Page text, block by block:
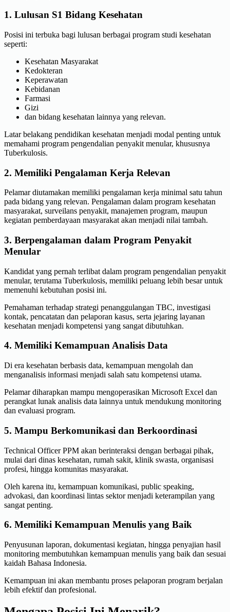
1. Lulusan S1 Bidang Kesehatan
Posisi ini terbuka bagi lulusan berbagai program studi kesehatan
seperti:
Kesehatan Masyarakat
Kedokteran
Keperawatan
Kebidanan
Farmasi
Gizi
dan bidang kesehatan lainnya yang relevan.
Latar belakang pendidikan kesehatan menjadi modal penting untuk
memahami program pengendalian penyakit menular, khususnya
Tuberkulosis.
2. Memiliki Pengalaman Kerja Relevan
Pelamar diutamakan memiliki pengalaman kerja minimal satu tahun
pada bidang yang relevan. Pengalaman dalam program kesehatan
masyarakat, surveilans penyakit, manajemen program, maupun
kegiatan pemberdayaan masyarakat akan menjadi nilai tambah.
3. Berpengalaman dalam Program Penyakit
Menular
Kandidat yang pernah terlibat dalam program pengendalian penyakit
menular, terutama Tuberkulosis, memiliki peluang lebih besar untuk
memenuhi kebutuhan posisi ini.
Pemahaman terhadap strategi penanggulangan TBC, investigasi
kontak, pencatatan dan pelaporan kasus, serta jejaring layanan
kesehatan menjadi kompetensi yang sangat dibutuhkan.
4. Memiliki Kemampuan Analisis Data
Di era kesehatan berbasis data, kemampuan mengolah dan
menganalisis informasi menjadi salah satu kompetensi utama.
Pelamar diharapkan mampu mengoperasikan Microsoft Excel dan
perangkat lunak analisis data lainnya untuk mendukung monitoring
dan evaluasi program.
5. Mampu Berkomunikasi dan Berkoordinasi
Technical Officer PPM akan berinteraksi dengan berbagai pihak,
mulai dari dinas kesehatan, rumah sakit, klinik swasta, organisasi
profesi, hingga komunitas masyarakat.
Oleh karena itu, kemampuan komunikasi, public speaking,
advokasi, dan koordinasi lintas sektor menjadi keterampilan yang
sangat penting.
6. Memiliki Kemampuan Menulis yang Baik
Penyusunan laporan, dokumentasi kegiatan, hingga penyajian hasil
monitoring membutuhkan kemampuan menulis yang baik dan sesuai
kaidah Bahasa Indonesia.
Kemampuan ini akan membantu proses pelaporan program berjalan
lebih efektif dan profesional.